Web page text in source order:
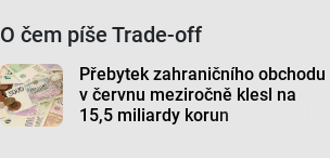
O čem píše Trade-off
Přebytek zahraničního obchodu
v červnu meziročně klesl na
15,5 miliardy korun